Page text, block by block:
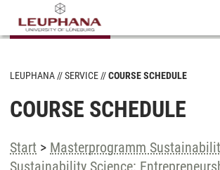
LEUPHANA SERVICE COURSE SCHEDULE
COURSE SCHEDULE
Start > Masterprogramm
Sustainability Science: